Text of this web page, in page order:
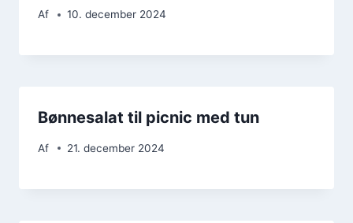
Af 10. december 2024
Bønnesalat til picnic med tun
Af 21. december 2024